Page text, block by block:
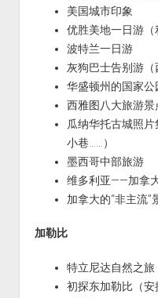
美国城市印象
优胜美地一日游（
波特兰一日游
灰狗巴士告别游
华盛顿州的国家公
西雅图八大旅游景
瓜纳华托古城照
小巷……）
墨西哥中部旅游
维多利亚——加拿
加拿大的“非主流”
加勒比
特立尼达自然之旅
初探东加勒比（